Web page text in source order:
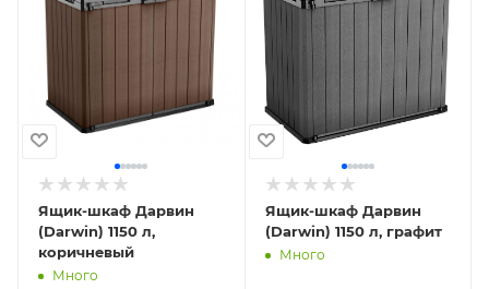
Ящик-шкаф Дарвин
(Darwin) 1150 л,
коричневый
Много
Ящик-шкаф Дарвин
(Darwin) 1150 л, графит
Много